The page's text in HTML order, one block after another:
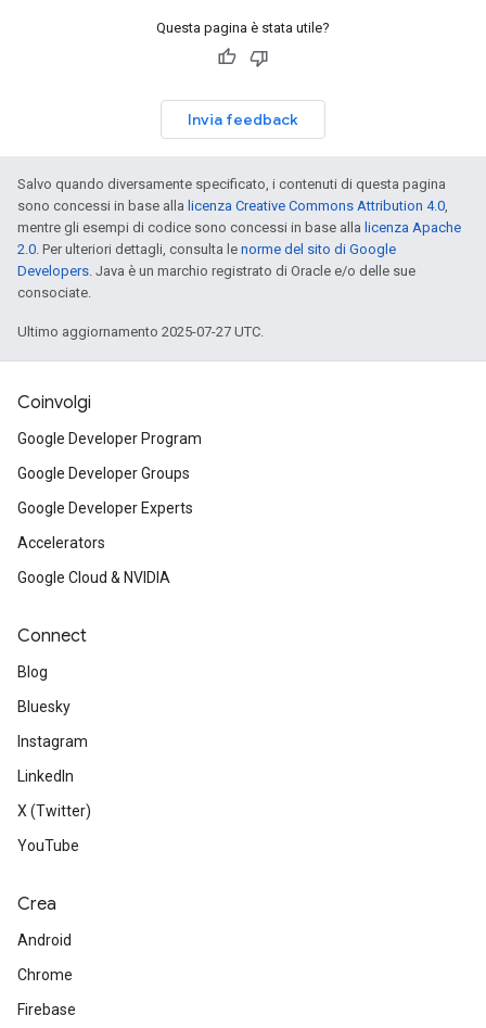
Questa pagina è stata utile?
Invia feedback
Salvo quando diversamente specificato, i contenuti di questa pagina
sono concessi in base alla licenza Creative Commons Attribution 4.0,
mentre gli esempi di codice sono concessi in base alla licenza Apache
2.0. Per ulteriori dettagli, consulta le norme del sito di Google
Developers. Java è un marchio registrato di Oracle e/o delle sue
consociate.
Ultimo aggiornamento 2025-07-27 UTC.
Coinvolgi
Google Developer Program
Google Developer Groups
Google Developer Experts
Accelerators
Google Cloud & NVIDIA
Connect
Blog
Bluesky
Instagram
LinkedIn
X (Twitter)
YouTube
Crea
Android
Chrome
Firebase